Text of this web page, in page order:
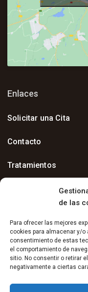
de las
Para ofrecer las mejores
cookies para almacenar y/o
consentimiento de estas
el comportamiento de
sitio. No consentir o retirar
negativamente a ciertas
Enlaces
Solicitar una Cita
Contacto
Tratamientos